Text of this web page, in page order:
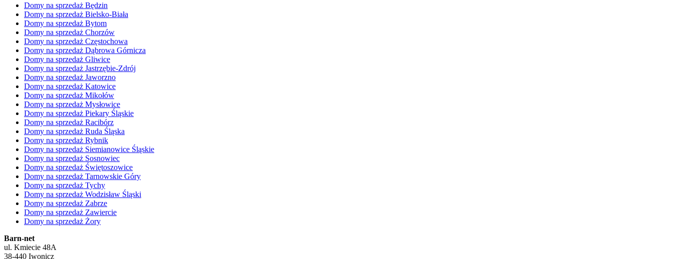
Domy na sprzedaż Będzin
Domy na sprzedaż Bielsko-Biała
Domy na sprzedaż Bytom
Domy na sprzedaż Chorzów
Domy na sprzedaż Częstochowa
Domy na sprzedaż Dąbrowa Górnicza
Domy na sprzedaż Gliwice
Domy na sprzedaż Jastrzębie-Zdrój
Domy na sprzedaż Jaworzno
Domy na sprzedaż Katowice
Domy na sprzedaż Mikołów
Domy na sprzedaż Mysłowice
Domy na sprzedaż Piekary Śląskie
Domy na sprzedaż Racibórz
Domy na sprzedaż Ruda Śląska
Domy na sprzedaż Rybnik
Domy na sprzedaż Siemianowice Śląskie
Domy na sprzedaż Sosnowiec
Domy na sprzedaż Świętoszowice
Domy na sprzedaż Tarnowskie Góry
Domy na sprzedaż Tychy
Domy na sprzedaż Wodzisław Śląski
Domy na sprzedaż Zabrze
Domy na sprzedaż Zawiercie
Domy na sprzedaż Żory
Barn-net
ul. Kmiecie 48A
38-440 Iwonicz